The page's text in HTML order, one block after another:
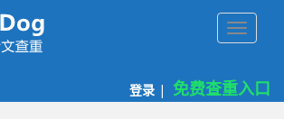
登录 | 免费查重入口